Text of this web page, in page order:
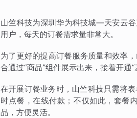
山竺科技为深圳华为科技城—天安云
用户，每天的订餐需求量非常大。
为了更好的提高订餐服务质量和效率
合通过“商品”组件展示出来，接着开通
在开展订餐业务时，山竺科技只需将
时点餐，在线付款；不仅如此，套餐
品，方便灵活。